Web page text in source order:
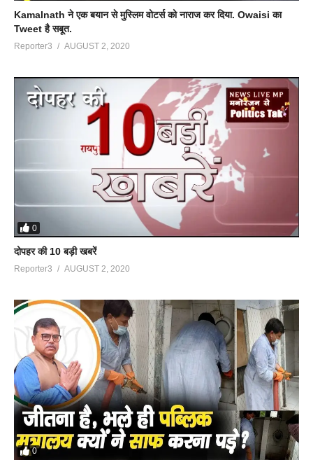
Kamalnath ने एक बयान से मुस्लिम वोटर्स को नाराज कर दिया. Owaisi का
Tweet है सबूत.
Reporter3 AUGUST 2, 2020
0
दोपहर की 10 बड़ी खबरें
Reporter3 AUGUST 2, 2020
0